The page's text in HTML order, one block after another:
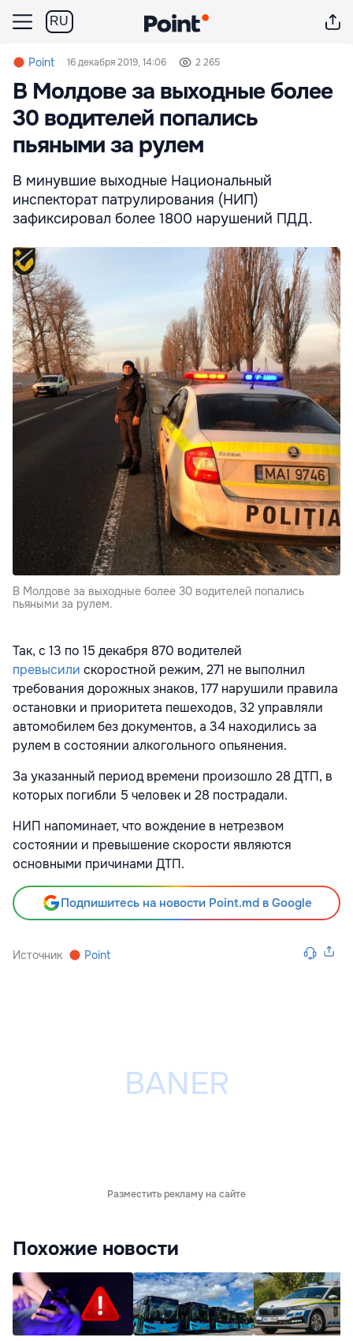
RU
Point 16 декабря 2019, 14:06 2 265
В Молдове за выходные более
30 водителей попались
пьяными за рулем
В минувшие выходные Национальный
инспекторат патрулирования (НИП)
зафиксировал более 1800 нарушений ПДД.
В Молдове за выходные более 30 водителей попались
пьяными за рулем.
Так, с 13 по 15 декабря 870 водителей
превысили скоростной режим, 271 не выполнил
требования дорожных знаков, 177 нарушили правила
остановки и приоритета пешеходов, 32управляли
автомобилем без документов, а 34 находились за
рулем в состоянии алкогольного опьянения.
За указанный период времени произошло 28 ДТП, в
которых погибли 5 человек и 28 пострадали.
НИП напоминает, что вождение в нетрезвом
состоянии и превышение скорости являются
основными причинами ДТП.
Подпишитесь на новости Point.md в Google
Источник Point
Разместить рекламу на сайте
Похожие новости